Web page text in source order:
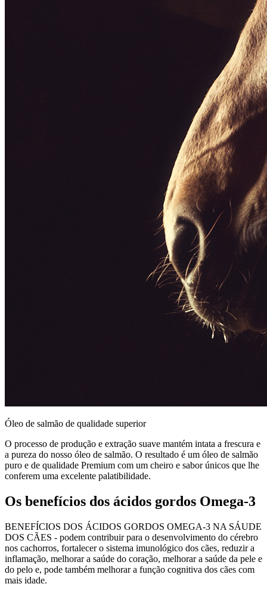
Óleo de salmão de qualidade superior
O processo de produção e extração suave mantém intata a frescura e
a pureza do nosso óleo de salmão. O resultado é um óleo de salmão
puro e de qualidade Premium com um cheiro e sabor únicos que lhe
conferem uma excelente palatibilidade.
Os benefícios dos ácidos gordos Omega-3
BENEFÍCIOS DOS ÁCIDOS GORDOS OMEGA-3 NA SÁUDE
DOS CÃES - podem contribuir para o desenvolvimento do cérebro
nos cachorros, fortalecer o sistema imunológico dos cães, reduzir a
inflamação, melhorar a saúde do coração, melhorar a saúde da pele e
do pelo e, pode também melhorar a função cognitiva dos cães com
mais idade.